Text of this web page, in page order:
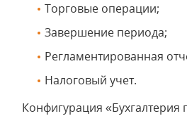
Торговые операции;
Завершение периода;
Регламентированная
Налоговый учет.
Конфигурация «Бухгалтерия